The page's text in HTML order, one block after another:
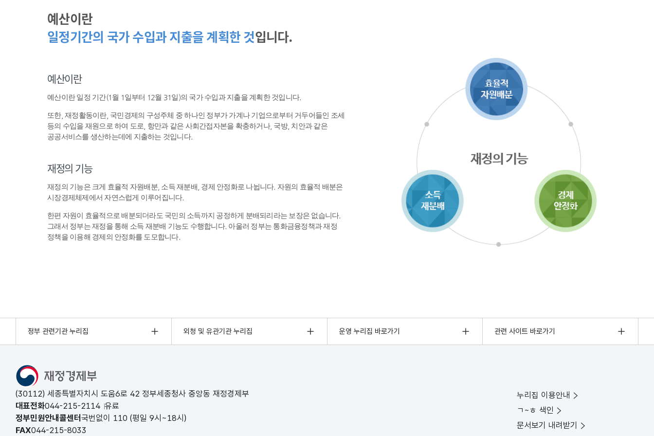
예산이란
일정기간의 국가 수입과 지출을 계획한 것입니다.
예산이란
예산이란 일정 기간(1월 1일부터 12월 31일)의 국가 수입과 지출을 계획한 것입니다.
또한, 재정활동이란, 국민경제의 구성주체 중 하나인 정부가 가계나 기업으로부터 거두어들인 조세
등의 수입을 재원으로 하여 도로, 항만과 같은 사회간접자본을 확충하거나, 국방, 치안과 같은
공공서비스를 생산하는데에 지출하는 것입니다.
재정의 기능
재정의 기능은 크게 효율적 자원배분, 소득 재분배, 경제 안정화로 나뉩니다. 자원의 효율적 배분은
시장경제체제에서 자연스럽게 이루어집니다.
한편 자원이 효율적으로 배분되더라도 국민의 소득까지 공정하게 분배되리라는 보장은 없습니다.
그래서 정부는 재정을 통해 소득 재분배 기능도 수행합니다. 아울러 정부는 통화금융정책과 재정
정책을 이용해 경제의 안정화를 도모합니다.
정부 관련기관 누리집 외청 및 유관기관 누리집 운영 누리집 바로가기 관련 사이트 바로가기
(30112) 세종특별자치시 도움6로 42 정부세종청사 중앙동 재정경제부
대표전화044-215-2114 유료
정부민원안내콜센터 국번없이 110 (평일 9시~18시)
FAX044-215-8033
누리집 이용안내
ㄱ~ㅎ 색인
문서보기 내려받기